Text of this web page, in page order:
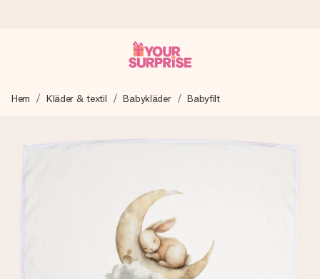
Vi skapar din gåva med omsorg och skickar den blixtsnabbt
4,6 (baserat på +15 000 recensioner)
Våra gåvor inspirerar. Kunder ger oss 4,6 på Google
Hem Kläder & textil Babykläder Babyfilt